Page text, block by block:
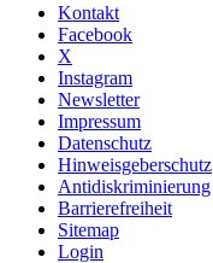
Kontakt
Facebook
X
Instagram
Newsletter
Impressum
Datenschutz
Hinweisgeberschutz
Antidiskriminierung
Barrierefreiheit
Sitemap
Login